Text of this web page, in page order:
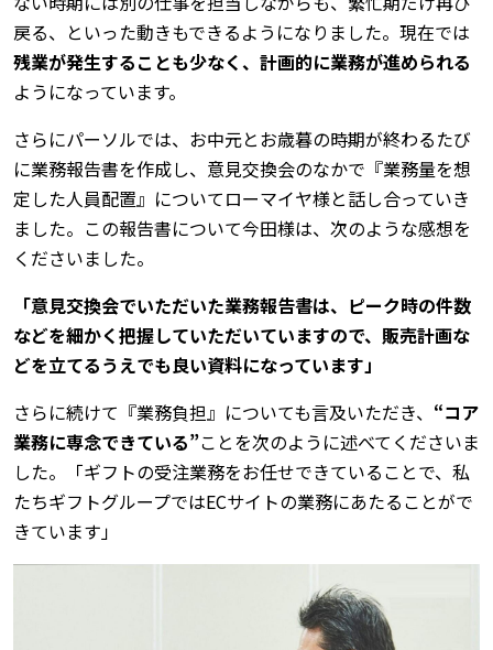
戻る、といった動きもできるようになりました。現在では
残業が発生することも少なく、計画的に業務が進められる
ようになっています。
さらにパーソルでは、お中元とお歳暮の時期が終わるたび
に業務報告書を作成し、意見交換会のなかで『業務量を想
定した人員配置』についてローマイヤ様と話し合っていき
ました。この報告書について今田様は、次のような感想を
くださいました。
「意見交換会でいただいた業務報告書は、ピーク時の件数
などを細かく把握していただいていますので、販売計画な
どを立てるうえでも良い資料になっています」
さらに続けて『業務負担』についても言及いただき、 “コア
業務に専念できている”ことを次のように述べてくださいま
した。「ギフトの受注業務をお任せできていることで、私
たちギフトグループではECサイトの業務にあたることがで
きています」